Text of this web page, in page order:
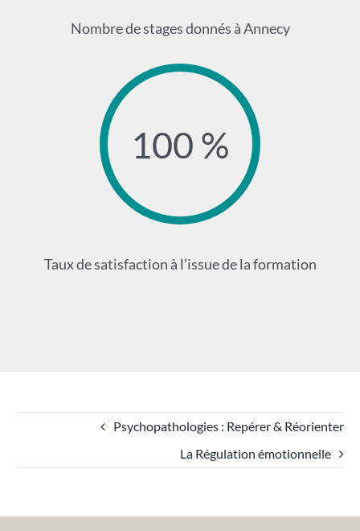
Nombre de stages donnés à Annecy
100 %
Taux de satisfaction à l’issue de la formation
Psychopathologies : Repérer & Réorienter
La Régulation émotionnelle